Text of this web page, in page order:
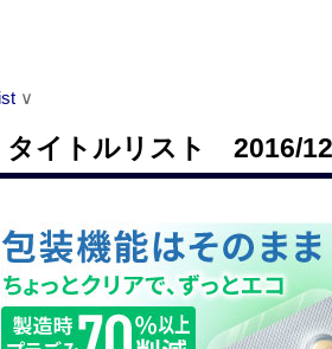
∨
タイトルリスト 2016/